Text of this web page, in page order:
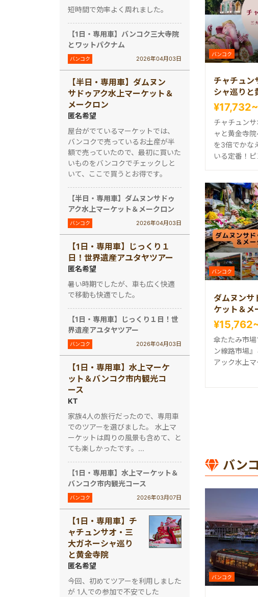
バンコク
チャチュン
シャ巡りと
¥17,732~
チャチュン
ャと黄金寺
を3倍でかな
いる定番！
バンコク
ダムヌンサ
ケット＆メ
傘たたみ市
ン線路市場
アック水上
バン
バンコク
短時間で効率よく周れました。
【1日・専用車】バンコク三大寺院
とワットパクナム
バンコク 2026年04月03日
【半日・専用車】ダムヌン
サドゥアク水上マーケット＆
メークロン
匿名希望
屋台がでているマーケットでは、
バンコクで売っているお土産が半
額で売っていたので、最初に買いた
いものをバンコクでチェックしと
いて、ここで買うとお得です。
【半日・専用車】ダムヌンサドゥ
アク水上マーケット＆メークロン
バンコク 2026年04月03日
【1日・専用車】じっくり１
日！世界遺産アユタヤツアー
匿名希望
暑い時期でしたが、車も広く快適
で移動も快適でした。
【1日・専用車】じっくり１日！世
界遺産アユタヤツアー
バンコク 2026年04月03日
【1日・専用車】水上マーケ
ット＆バンコク市内観光コ
ース
KT
家族4人の旅行だったので、専用車
でのツアーを選びました。 水上マ
ーケットは周りの風景も含めて、と
ても楽しかったです。...
【1日・専用車】水上マーケット＆
バンコク市内観光コース
バンコク 2026年03月07日
【1日・専用車】チ
ャチュンサオ・三
大ガネーシャ巡り
と黄金寺院
匿名希望
今回、初めてツアーを利用しました
が 1人での参加で不安でした